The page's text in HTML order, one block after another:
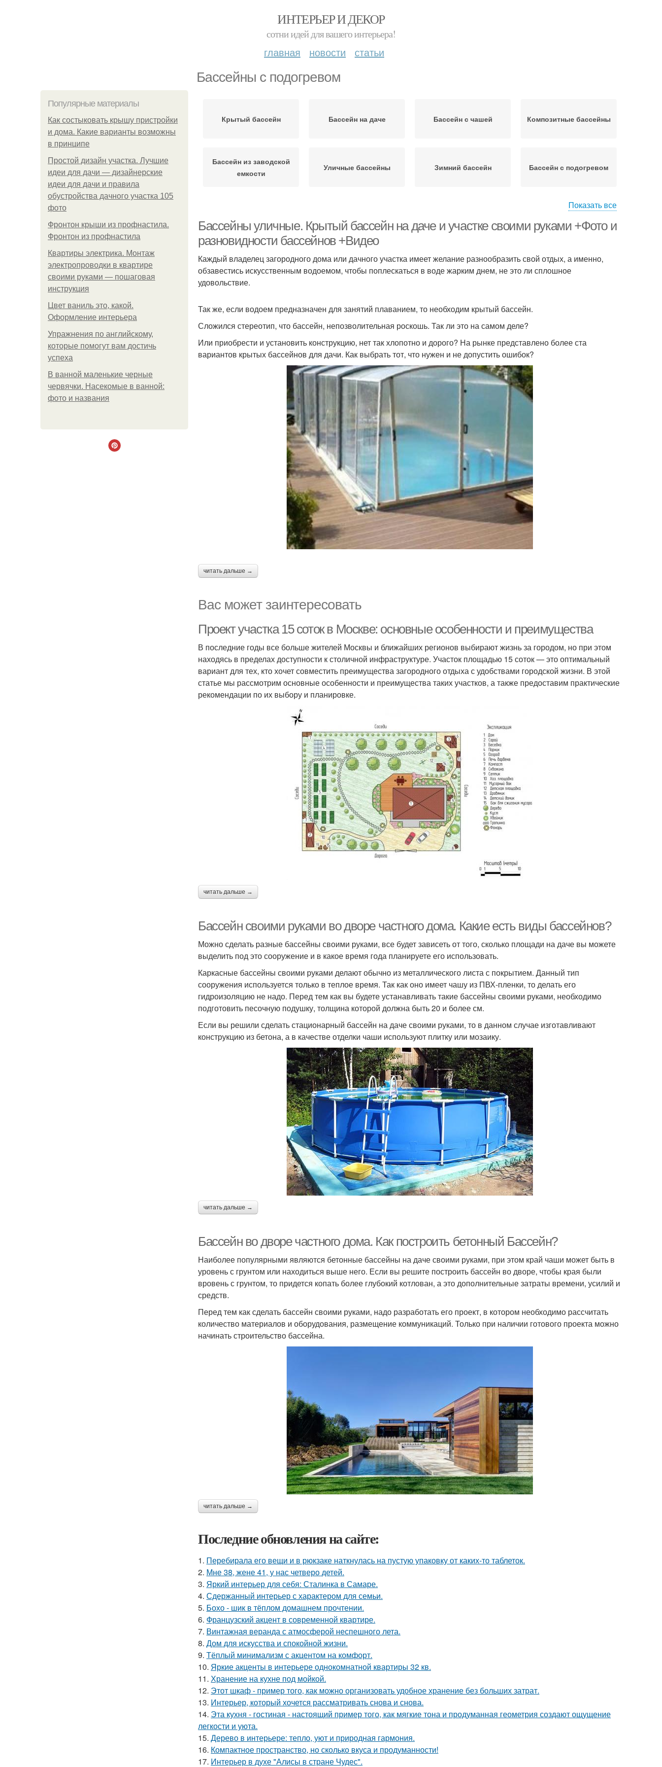
ИНТЕРЬЕР И ДЕКОР
сотни идей для вашего интерьера!
главная новости статьи
Бассейны с подогревом
Популярные материалы
Как состыковать крышу пристройки
и дома. Какие варианты возможны
в принципе
Простой дизайн участка. Лучшие
идеи для дачи — дизайнерские
идеи для дачи и правила
обустройства дачного участка 105
фото
Фронтон крыши из профнастила.
Фронтон из профнастила
Квартиры электрика. Монтаж
электропроводки в квартире
своими руками — пошаговая
инструкция
Цвет ваниль это, какой.
Оформление интерьера
Упражнения по английскому,
которые помогут вам достичь
успеха
В ванной маленькие черные
червячки. Насекомые в ванной:
фото и названия
Крытый бассейн Бассейн на даче Бассейн с чашей Композитные бассейны
Бассейн из заводской
емкости
Уличные бассейны Зимний бассейн Бассейн с подогревом
бассейны
Показать все
Бассейны уличные. Крытый бассейн на даче и участке своими руками +Фото и
разновидности бассейнов +Видео
Каждый владелец загородного дома или дачного участка имеет желание разнообразить свой отдых, а именно,
обзавестись искусственным водоемом, чтобы поплескаться в воде жарким днем, не это ли сплошное
удовольствие.
Так же, если водоем предназначен для занятий плаванием, то необходим крытый бассейн.
Сложился стереотип, что бассейн, непозволительная роскошь. Так ли это на самом деле?
Или приобрести и установить конструкцию, нет так хлопотно и дорого? На рынке представлено более ста
вариантов крытых бассейнов для дачи. Как выбрать тот, что нужен и не допустить ошибок?
читать дальше →
Вас может заинтересовать
Проект участка 15 соток в Москве: основные особенности и преимущества
В последние годы все больше жителей Москвы и ближайших регионов выбирают жизнь за городом, но при этом
находясь в пределах доступности к столичной инфраструктуре. Участок площадью 15 соток — это оптимальный
вариант для тех, кто хочет совместить преимущества загородного отдыха с удобствами городской жизни. В этой
статье мы рассмотрим основные особенности и преимущества таких участков, а также предоставим практические
рекомендации по их выбору и планировке.
читать дальше →
Бассейн своими руками во дворе частного дома. Какие есть виды бассейнов?
Можно сделать разные бассейны своими руками, все будет зависеть от того, сколько площади на даче вы можете
выделить под это сооружение и в какое время года планируете его использовать.
Каркасные бассейны своими руками делают обычно из металлического листа с покрытием. Данный тип
сооружения используется только в теплое время. Так как оно имеет чашу из ПВХ-пленки, то делать его
гидроизоляцию не надо. Перед тем как вы будете устанавливать такие бассейны своими руками, необходимо
подготовить песочную подушку, толщина которой должна быть 20 и более см.
Если вы решили сделать стационарный бассейн на даче своими руками, то в данном случае изготавливают
конструкцию из бетона, а в качестве отделки чаши используют плитку или мозаику.
читать дальше →
Бассейн во дворе частного дома. Как построить бетонный Бассейн?
Наиболее популярными являются бетонные бассейны на даче своими руками, при этом край чаши может быть в
уровень с грунтом или находиться выше него. Если вы решите построить бассейн во дворе, чтобы края были
вровень с грунтом, то придется копать более глубокий котлован, а это дополнительные затраты времени, усилий и
средств.
Перед тем как сделать бассейн своими руками, надо разработать его проект, в котором необходимо рассчитать
количество материалов и оборудования, размещение коммуникаций. Только при наличии готового проекта можно
начинать строительство бассейна.
читать дальше →
Последние обновления на сайте:
1. Перебирала его вещи и в рюкзаке наткнулась на пустую упаковку от каких-то таблеток.
2. Мне 38, жене 41, у нас четверо детей.
3. Яркий интерьер для себя: Сталинка в Самаре.
4. Сдержанный интерьер с характером для семьи.
5. Бохо - шик в тёплом домашнем прочтении.
6. Французский акцент в современной квартире.
7. Винтажная веранда с атмосферой неспешного лета.
8. Дом для искусства и спокойной жизни.
9. Тёплый минимализм с акцентом на комфорт.
10. Яркие акценты в интерьере однокомнатной квартиры 32 кв.
11. Хранение на кухне под мойкой.
12. Этот шкаф - пример того, как можно организовать удобное хранение без больших затрат.
13. Интерьер, который хочется рассматривать снова и снова.
14. Эта кухня - гостиная - настоящий пример того, как мягкие тона и продуманная геометрия создают ощущение
легкости и уюта.
15. Дерево в интерьере: тепло, уют и природная гармония.
16. Компактное пространство, но сколько вкуса и продуманности!
17. Интерьер в духе "Алисы в стране Чудес".